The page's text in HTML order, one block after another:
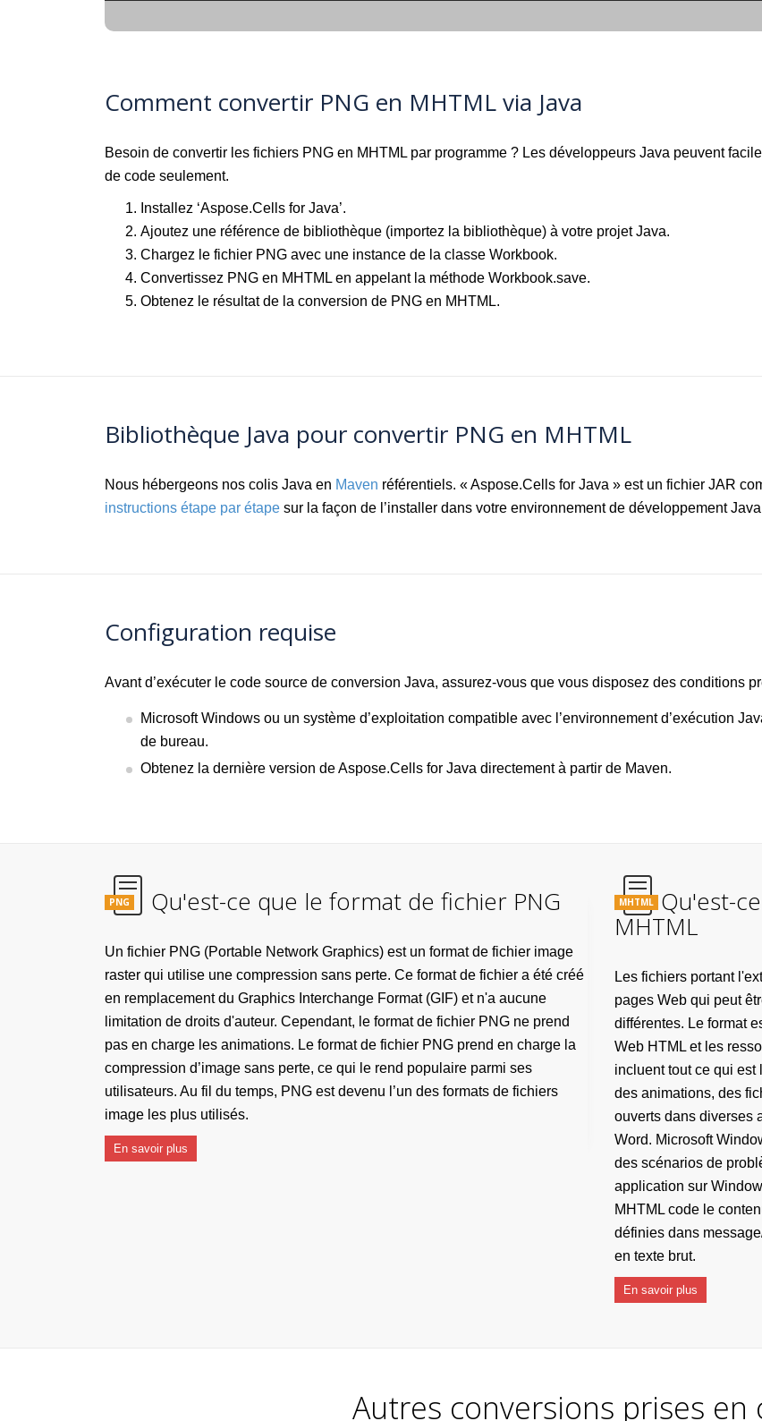
Comment convertir PNG en MHTML via Java
Besoin de convertir les fichiers PNG en MHTML par programme ? Les développeurs Java peuvent
de code seulement.
Installez ‘Aspose.Cells for Java’.
Ajoutez une référence de bibliothèque (importez la bibliothèque) à votre projet Java.
Chargez le fichier PNG avec une instance de la classe Workbook.
Convertissez PNG en MHTML en appelant la méthode Workbook.save.
Obtenez le résultat de la conversion de PNG en MHTML.
Bibliothèque Java pour convertir PNG en MHTML
Nous hébergeons nos colis Java en Maven référentiels. « Aspose.Cells for Java » est un fichier JAR
instructions étape par étape sur la façon de l’installer dans votre environnement de développement
Configuration requise
Avant d’exécuter le code source de conversion Java, assurez-vous que vous disposez des conditions
Microsoft Windows ou un système d’exploitation compatible avec l’environnement d’exécution
de bureau.
Obtenez la dernière version de Aspose.Cells for Java directement à partir de Maven.
PNG Qu'est-ce que le format de fichier PNG
Un fichier PNG (Portable Network Graphics) est un format de fichier image
raster qui utilise une compression sans perte. Ce format de fichier a été créé
en remplacement du Graphics Interchange Format (GIF) et n'a aucune
limitation de droits d'auteur. Cependant, le format de fichier PNG ne prend
pas en charge les animations. Le format de fichier PNG prend en charge la
compression d’image sans perte, ce qui le rend populaire parmi ses
utilisateurs. Au fil du temps, PNG est devenu l’un des formats de fichiers
image les plus utilisés.
En savoir plus
MHTMLQu'est-
MHTML
Les fichiers portant
pages Web qui peut
différentes. Le format
Web HTML et les
incluent tout ce qui est
des animations, des
ouverts dans diverses
Word. Microsoft
des scénarios de
application sur
MHTML code le
définies dans
en texte brut.
En savoir plus
Autres conversions prises en